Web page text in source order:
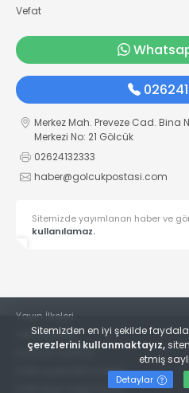
Vefat
Merkez Mah. Preveze Cad. Bina
Merkezi No: 21 Gölcük
02624132333
haber@golcukpostasi.com
Sitemizde yayımlanan haber ve
kullanılamaz.
Yayın İlkeleri
Veri Politikası
Kullanım Şartları
KVKK Aydınlatma Metni
KVKK Bilgi Talep Formu
Sitemizden en iyi şekilde
çerezlerini kullanmaktayız,
etmiş
Detaylar